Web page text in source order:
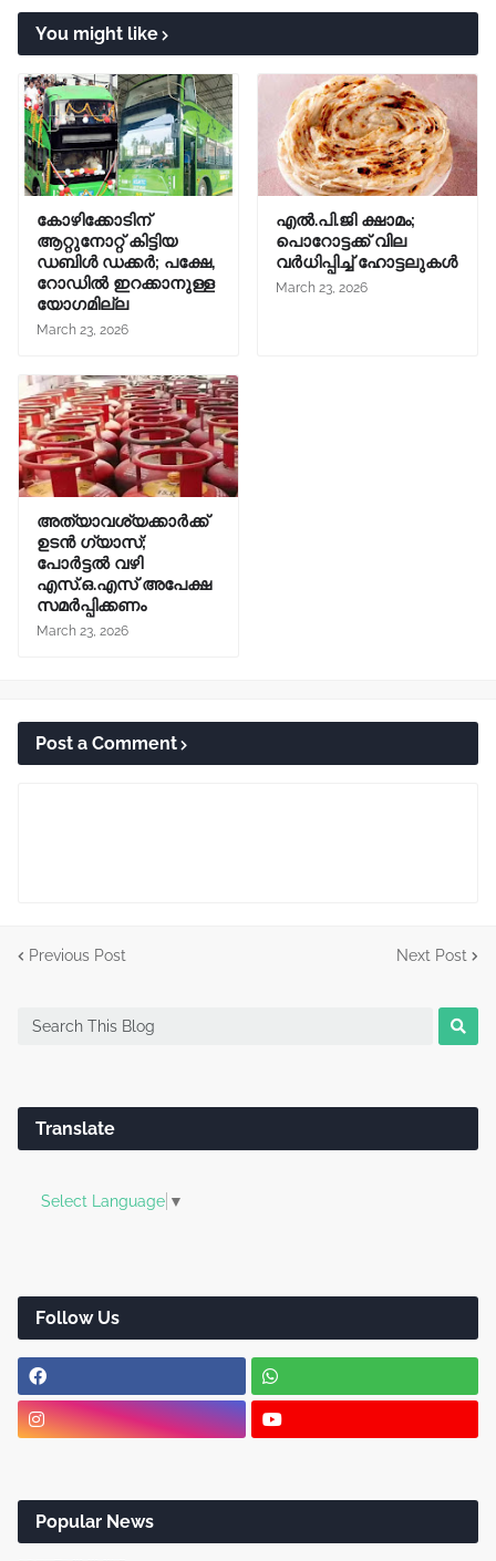
You might like
കോഴിക്കോടിന്
ആറ്റുനോറ്റ് കിട്ടിയ
ഡബിൾ ഡക്കർ; പക്ഷേ,
റോഡിൽ ഇറക്കാനുള്ള
യോഗമില്ല
March 23, 2026
എൽ.പി.ജി ക്ഷാമം;
പൊറോട്ടക്ക് വില
വർധിപ്പിച്ച് ഹോട്ടലുകൾ
March 23, 2026
അത്യാവശ്യക്കാർക്ക്
ഉടൻ ഗ്യാസ്;
പോർട്ടൽ വഴി
എസ്.ഒ.എസ് അപേക്ഷ
സമർപ്പിക്കണം
March 23, 2026
Post a Comment
Previous Post Next Post
Translate
Select Language ▼
Follow Us
Popular News